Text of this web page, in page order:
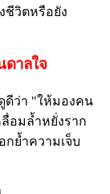
ชีวิตหรือยัง
ดาลใจ
ดีว่า "ให้มองคน
อมล้ำหยั่งราก
กย้ำความเจ็บ